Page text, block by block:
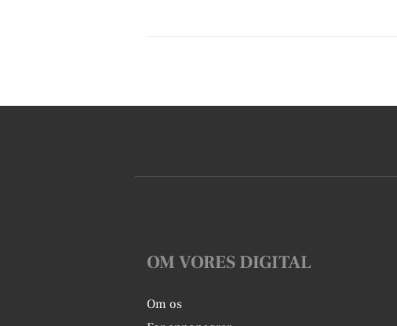
OM VORES DIGITAL
Om os